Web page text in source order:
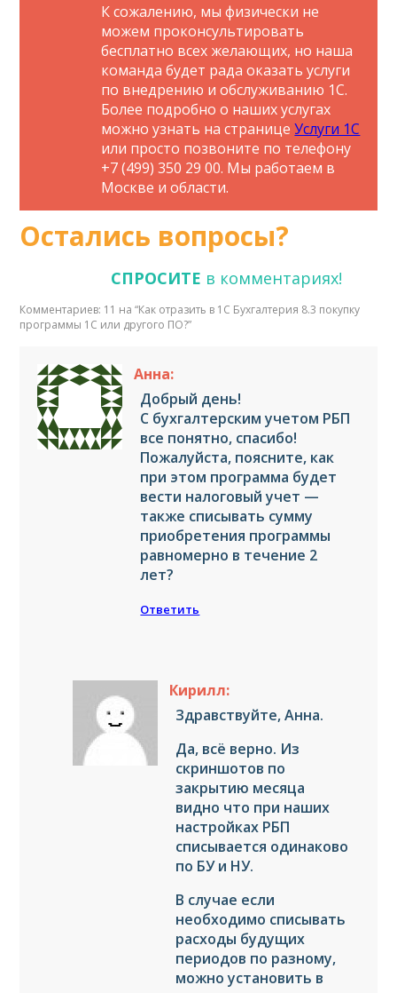
К сожалению, мы физически не
можем проконсультировать
бесплатно всех желающих, но наша
команда будет рада оказать услуги
по внедрению и обслуживанию 1С.
Более подробно о наших услугах
можно узнать на страницеУслуги 1С
или просто позвоните по телефону
+7 (499) 350 29 00. Мы работаем в
Москве и области.
Остались вопросы?
СПРОСИТЕ в комментариях!
Комментариев: 11 на “Как отразить в 1С Бухгалтерия 8.3 покупку
программы 1С или другого ПО?”
Анна:
Добрый день!
С бухгалтерским учетом РБП
все понятно, спасибо!
Пожалуйста, поясните, как
при этом программа будет
вести налоговый учет —
также списывать сумму
приобретения программы
равномерно в течение 2
лет?
Ответить
Кирилл:
Здравствуйте, Анна.
Да, всё верно. Из
скриншотов по
закрытию месяца
видно что при наших
настройках РБП
списывается одинаково
по БУ и НУ.
В случае если
необходимо списывать
расходы будущих
периодов по разному,
можно установить в